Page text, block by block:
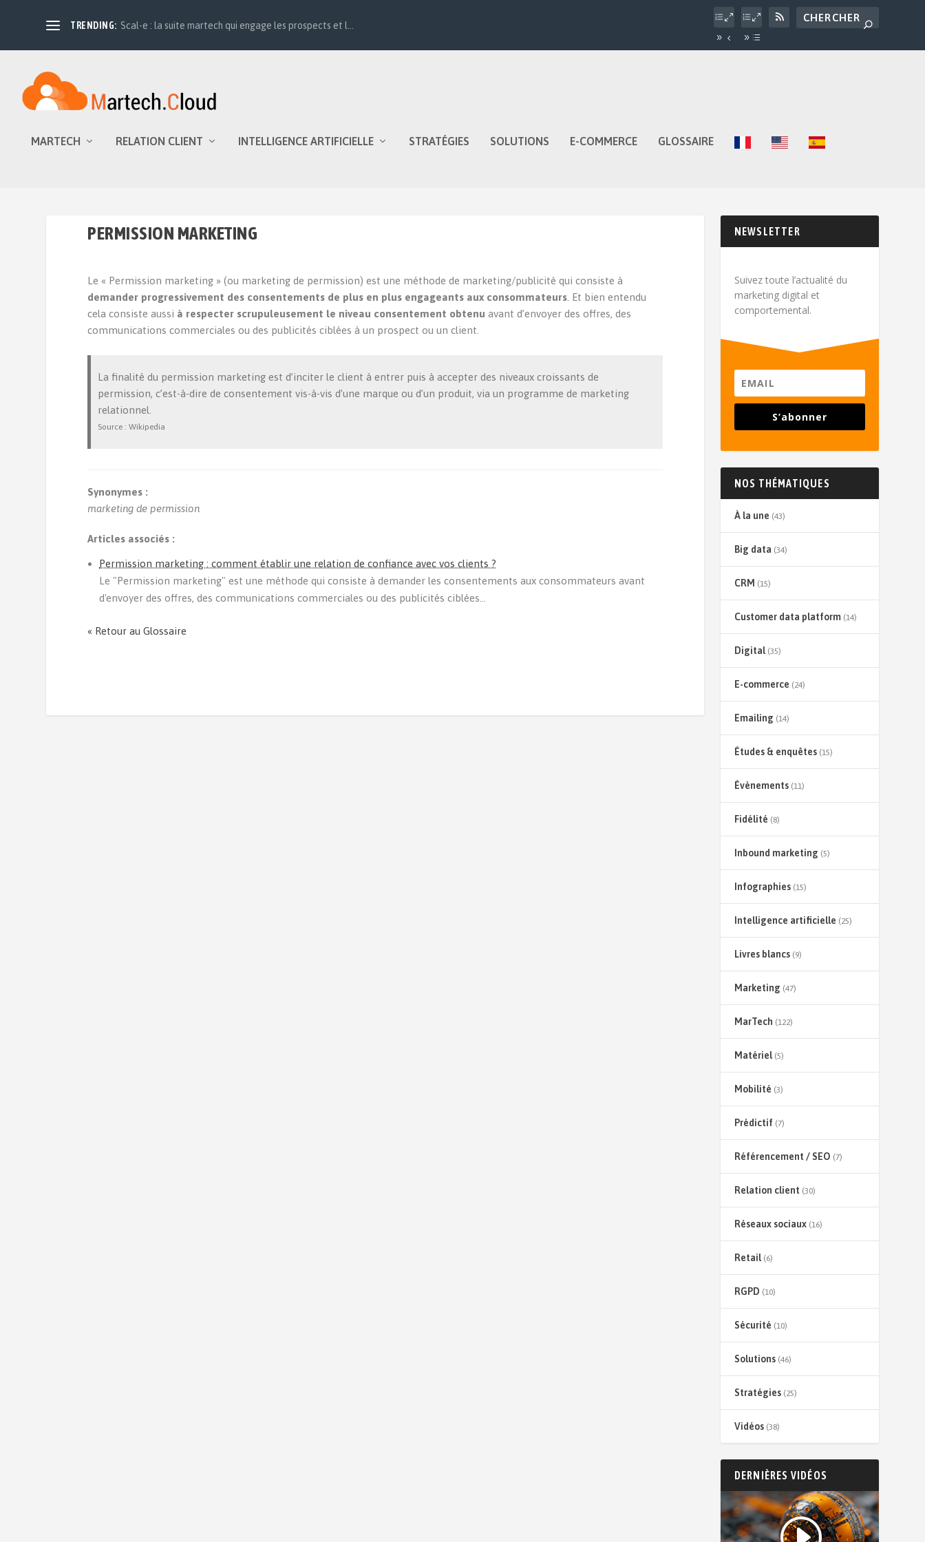
TRENDING: Scal-e : la suite martech qui engage les prospects et l...
MARTECH RELATION CLIENT INTELLIGENCE ARTIFICIELLE STRATÉGIES SOLUTIONS E-COMMERCE GLOSSAIRE
PERMISSION MARKETING
Le « Permission marketing » (ou marketing de permission) est une méthode de marketing/publicité qui consiste à
demander progressivement des consentements de plus en plus engageants aux consommateurs . Et bien entendu
cela consiste aussi à respecter scrupuleusement le niveau consentement obtenu avant d’envoyer des offres, des
communications commerciales ou des publicités ciblées à un prospect ou un client.
La finalité du permission marketing est d’inciter le client à entrer puis à accepter des niveaux croissants de
permission, c’est-à-dire de consentement vis-à-vis d’une marque ou d’un produit, via un programme de marketing
relationnel.
Source : Wikipedia
Synonymes :
marketing de permission
Articles associés :
Permission marketing : comment établir une relation de confiance avec vos clients ?
Le "Permission marketing" est une méthode qui consiste à demander les consentements aux consommateurs avant
d'envoyer des offres, des communications commerciales ou des publicités ciblées...
« Retour au Glossaire
NEWSLETTER
Suivez toute l’actualité du
marketing digital et
comportemental.
S’abonner
NOS THÉMATIQUES
À la une (43)
Big data (34)
CRM (15)
Customer data platform(14)
Digital(35)
E-commerce (24)
Emailing (14)
Études & enquêtes(15)
Évènements(11)
Fidélité (8)
Inbound marketing (5)
Infographies(15)
Intelligence artificielle (25)
Livres blancs(9)
Marketing (47)
MarTech (122)
Matériel(5)
Mobilité (3)
Prédictif (7)
Référencement / SEO (7)
Relation client(30)
Réseaux sociaux(16)
Retail(6)
RGPD (10)
Sécurité (10)
Solutions(46)
Stratégies(25)
Vidéos(38)
DERNIÈRES VIDÉOS